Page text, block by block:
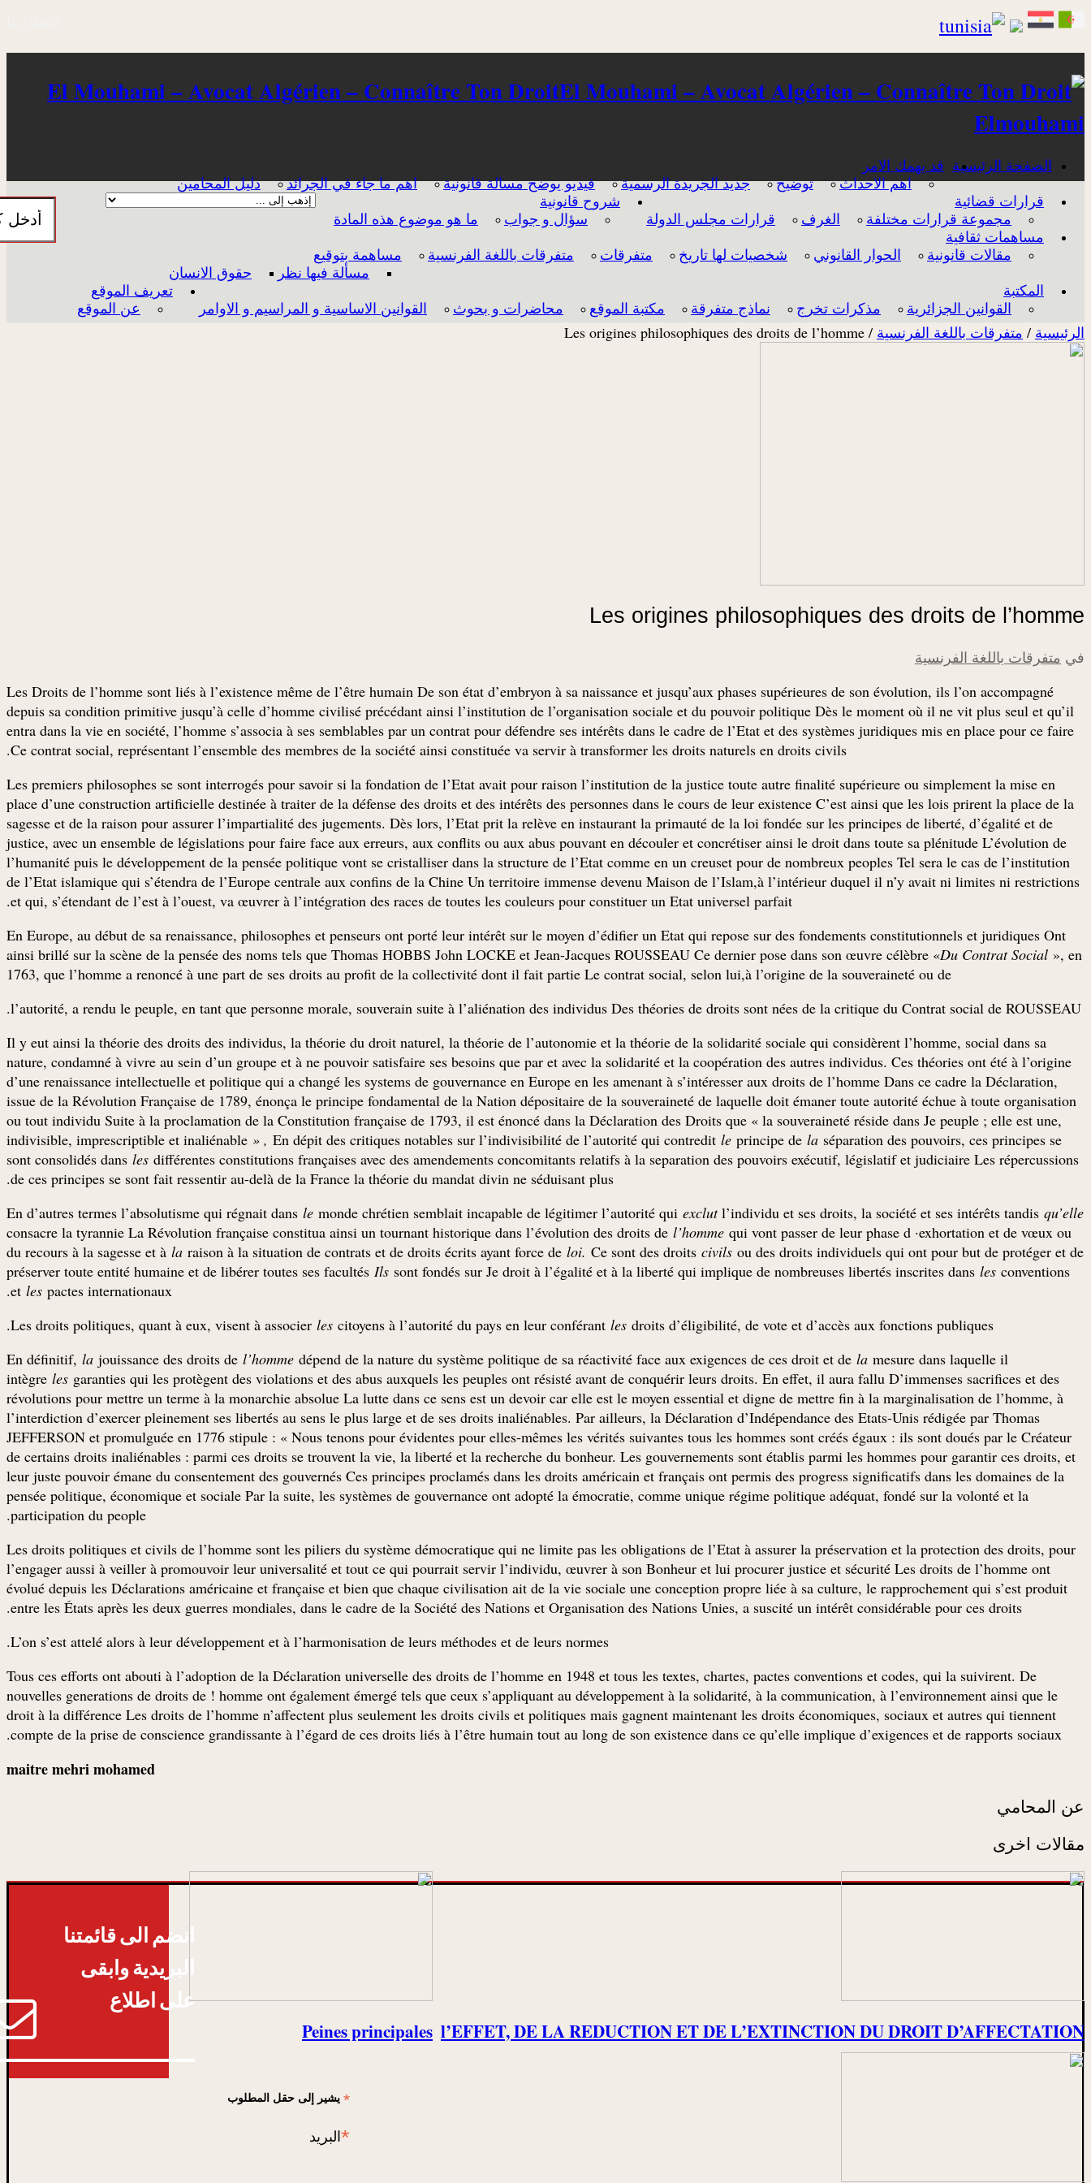
El Mouhami – Avocat Algérien – Connaître Ton Droit
Elmouhami
الصفحة الرئيسية قد يهمك الامر
اهم الاحداث
توضيح جديد الجريدة الرسمية فيديو يوضح مسالة قانونية اهم ما جاء في الجرائد
دليل المحامين
قرارات قضائية
مجموعة قرارات مختلفة
الغرف قرارات مجلس الدولة
شروح قانونية
سؤال و جواب
ما هو موضوع هذه المادة
مساهمات ثقافية
مقالات قانونية
الحوار القانوني شخصيات لها تاريخ متفرقات متفرقات باللغة الفرنسية
مساهمة بتوقيع
مسألة فيها نظر
حقوق الانسان
المكتبة
القوانين الجزائرية
مذكرات تخرج نماذج متفرقة مكتبة الموقع محاضرات و بحوث القوانين الاساسية و المراسيم و الاوامر
تعريف الموقع
عن الموقع
الرئيسية / متفرقات باللغة الفرنسية /
Les origines philosophiques des droits de l’homme
Les origines philosophiques des droits de l’homme
في متفرقات باللغة الفرنسية
Les Droits de l’homme sont liés à l’existence même de l’être humain De son état d’embryon à sa naissance et jusqu’aux phases supérieures de son évolution, ils l’on accompagné
depuis sa condition primitive jusqu’à celle d’homme civilisé précédant ainsi l’institution de l’organisation sociale et du pouvoir politique Dès le moment où il ne vit plus seul et qu’il
entra dans la vie en société, l’homme s’associa à ses semblables par un contrat pour défendre ses intérêts dans le cadre de l’Etat et des systèmes juridiques mis en place pour ce faire
Ce contrat social, représentant l’ensemble des membres de la société ainsi constituée va servir à transformer les droits naturels en droits civils.
Les premiers philosophes se sont interrogés pour savoir si la fondation de l’Etat avait pour raison l’institution de la justice toute autre finalité supérieure ou simplement la mise en
place d’une construction artificielle destinée à traiter de la défense des droits et des intérêts des personnes dans le cours de leur existence C’est ainsi que les lois prirent la place de la
sagesse et de la raison pour assurer l’impartialité des jugements. Dès lors, l’Etat prit la relève en instaurant la primauté de la loi fondée sur les principes de liberté, d’égalité et de
justice, avec un ensemble de législations pour faire face aux erreurs, aux conflits ou aux abus pouvant en découler et concrétiser ainsi le droit dans toute sa plénitude L’évolution de
l’humanité puis le développement de la pensée politique vont se cristalliser dans la structure de l’Etat comme en un creuset pour de nombreux peoples Tel sera le cas de l’institution
de l’Etat islamique qui s’étendra de l’Europe centrale aux confins de la Chine Un territoire immense devenu Maison de l’Islam,à l’intérieur duquel il n’y avait ni limites ni restrictions
et qui, s’étendant de l’est à l’ouest, va œuvrer à l’intégration des races de toutes les couleurs pour constituer un Etat universel parfait.
En Europe, au début de sa renaissance, philosophes et penseurs ont porté leur intérêt sur le moyen d’édifier un Etat qui repose sur des fondements constitutionnels et juridiques Ont
ainsi brillé sur la scène de la pensée des noms tels que Thomas HOBBS John LOCKE et Jean-Jacques ROUSSEAU Ce dernier pose dans son œuvre célèbre «Du Contrat Social », en
1763, que l’homme a renoncé à une part de ses droits au profit de la collectivité dont il fait partie Le contrat social, selon lui,à l’origine de la souveraineté ou de
l’autorité, a rendu le peuple, en tant que personne morale, souverain suite à l’aliénation des individus Des théories de droits sont nées de la critique du Contrat social de ROUSSEAU.
Il y eut ainsi la théorie des droits des individus, la théorie du droit naturel, la théorie de l’autonomie et la théorie de la solidarité sociale qui considèrent l’homme, social dans sa
nature, condamné à vivre au sein d’un groupe et à ne pouvoir satisfaire ses besoins que par et avec la solidarité et la coopération des autres individus. Ces théories ont été à l’origine
d’une renaissance intellectuelle et politique qui a changé les systems de gouvernance en Europe en les amenant à s’intéresser aux droits de l’homme Dans ce cadre la Déclaration,
issue de la Révolution Française de 1789, énonça le principe fondamental de la Nation dépositaire de la souveraineté de laquelle doit émaner toute autorité échue à toute organisation
ou tout individu Suite à la proclamation de la Constitution française de 1793, il est énoncé dans la Déclaration des Droits que « la souveraineté réside dans Je peuple ; elle est une,
indivisible, imprescriptible et inaliénable » , En dépit des critiques notables sur l’indivisibilité de l’autorité qui contredit le principe de la séparation des pouvoirs, ces principes se
sont consolidés dans les différentes constitutions françaises avec des amendements concomitants relatifs à la separation des pouvoirs exécutif, législatif et judiciaire Les répercussions
de ces principes se sont fait ressentir au-delà de la France la théorie du mandat divin ne séduisant plus.
En d’autres termes l’absolutisme qui régnait dans le monde chrétien semblait incapable de légitimer l’autorité qui exclutl’individu et ses droits, la société et ses intérêts tandis qu’elle
consacre la tyrannie La Révolution française constitua ainsi un tournant historique dans l’évolution des droits de l’homme qui vont passer de leur phase d ·exhortation et de vœux ou
du recours à la sagesse et à la raison à la situation de contrats et de droits écrits ayant force de loi. Ce sont des droits civils ou des droits individuels qui ont pour but de protéger et de
préserver toute entité humaine et de libérer toutes ses facultés Ils sont fondés sur Je droit à l’égalité et à la liberté qui implique de nombreuses libertés inscrites dans les conventions
et les pactes internationaux.
Les droits politiques, quant à eux, visent à associer les citoyens à l’autorité du pays en leur conférant les droits d’éligibilité, de vote et d’accès aux fonctions publiques.
En définitif, la jouissance des droits de l’homme dépend de la nature du système politique de sa réactivité face aux exigences de ces droit et de la mesure dans laquelle il
intègre les garanties qui les protègent des violations et des abus auxquels les peuples ont résisté avant de conquérir leurs droits. En effet, il aura fallu D’immenses sacrifices et des
révolutions pour mettre un terme à la monarchie absolue La lutte dans ce sens est un devoir car elle est le moyen essential et digne de mettre fin à la marginalisation de l’homme, à
l’interdiction d’exercer pleinement ses libertés au sens le plus large et de ses droits inaliénables. Par ailleurs, la Déclaration d’Indépendance des Etats-Unis rédigée par Thomas
JEFFERSON et promulguée en 1776 stipule : « Nous tenons pour évidentes pour elles-mêmes les vérités suivantes tous les hommes sont créés égaux : ils sont doués par le Créateur
de certains droits inaliénables : parmi ces droits se trouvent la vie, la liberté et la recherche du bonheur. Les gouvernements sont établis parmi les hommes pour garantir ces droits, et
leur juste pouvoir émane du consentement des gouvernés Ces principes proclamés dans les droits américain et français ont permis des progress significatifs dans les domaines de la
pensée politique, économique et sociale Par la suite, les systèmes de gouvernance ont adopté la émocratie, comme unique régime politique adéquat, fondé sur la volonté et la
participation du people.
Les droits politiques et civils de l’homme sont les piliers du système démocratique qui ne limite pas les obligations de l’Etat à assurer la préservation et la protection des droits, pour
l’engager aussi à veiller à promouvoir leur universalité et tout ce qui pourrait servir l’individu, œuvrer à son Bonheur et lui procurer justice et sécurité Les droits de l’homme ont
évolué depuis les Déclarations américaine et française et bien que chaque civilisation ait de la vie sociale une conception propre liée à sa culture, le rapprochement qui s’est produit
entre les États après les deux guerres mondiales, dans le cadre de la Société des Nations et Organisation des Nations Unies, a suscité un intérêt considérable pour ces droits.
L’on s’est attelé alors à leur développement et à l’harmonisation de leurs méthodes et de leurs normes.
Tous ces efforts ont abouti à l’adoption de la Déclaration universelle des droits de l’homme en 1948 et tous les textes, chartes, pactes conventions et codes, qui la suivirent. De
nouvelles generations de droits de ! homme ont également émergé tels que ceux s’appliquant au développement à la solidarité, à la communication, à l’environnement ainsi que le
droit à la différence Les droits de l’homme n’affectent plus seulement les droits civils et politiques mais gagnent maintenant les droits économiques, sociaux et autres qui tiennent
compte de la prise de conscience grandissante à l’égard de ces droits liés à l’être humain tout au long de son existence dans ce qu’elle implique d’exigences et de rapports sociaux.
maitre mehri mohamed
عن المحامي
مقالات اخرى
l’EFFET, DE LA REDUCTION ET DE L’EXTINCTION DU DROIT D’AFFECTATION
Peines principales
انضم الى قائمتنا
البريدية وابقى
على اطلاع
* يشير إلى حقل المطلوب
*البريد